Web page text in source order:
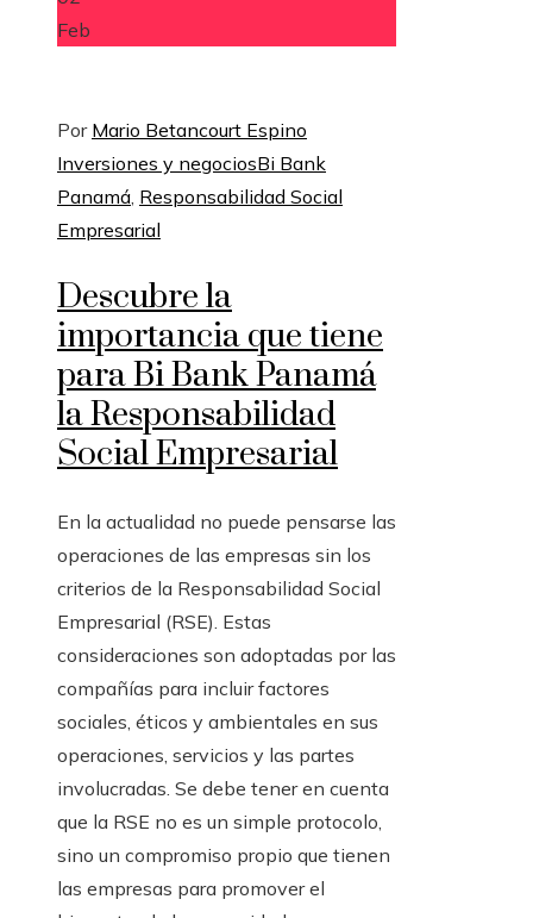
Feb
Por Mario Betancourt Espino
Inversiones y negociosBi Bank
Panamá Responsabilidad Social
Empresarial
Descubre la
importancia que tiene
para Bi Bank Panamá
la Responsabilidad
Social Empresarial
En la actualidad no puede pensarse las
operaciones de las empresas sin los
criterios de la Responsabilidad Social
Empresarial (RSE). Estas
consideraciones son adoptadas por las
compañías para incluir factores
sociales, éticos y ambientales en sus
operaciones, servicios y las partes
involucradas. Se debe tener en cuenta
que la RSE no es un simple protocolo,
sino un compromiso propio que tienen
las empresas para promover el